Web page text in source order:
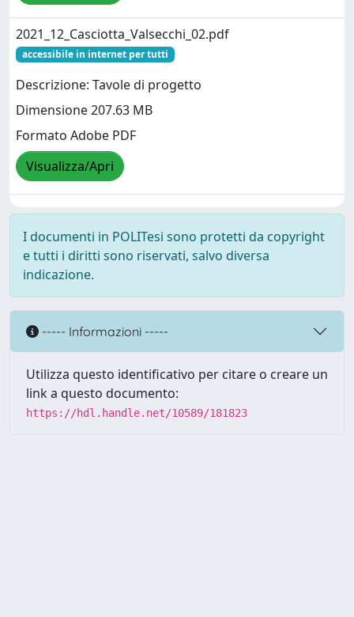
2021_12_Casciotta_Valsecchi_02.pdf
accessibile in internet per tutti
Descrizione: Tavole di progetto
Dimensione 207.63 MB
Formato Adobe PDF
Visualizza/Apri
I documenti in POLITesi sono protetti da copyright
e tutti i diritti sono riservati, salvo diversa
indicazione.
----- Informazioni -----
Utilizza questo identificativo per citare o creare un
link a questo documento:
https://hdl.handle.net/10589/181823